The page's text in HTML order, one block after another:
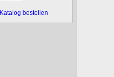
Katalog bestellen